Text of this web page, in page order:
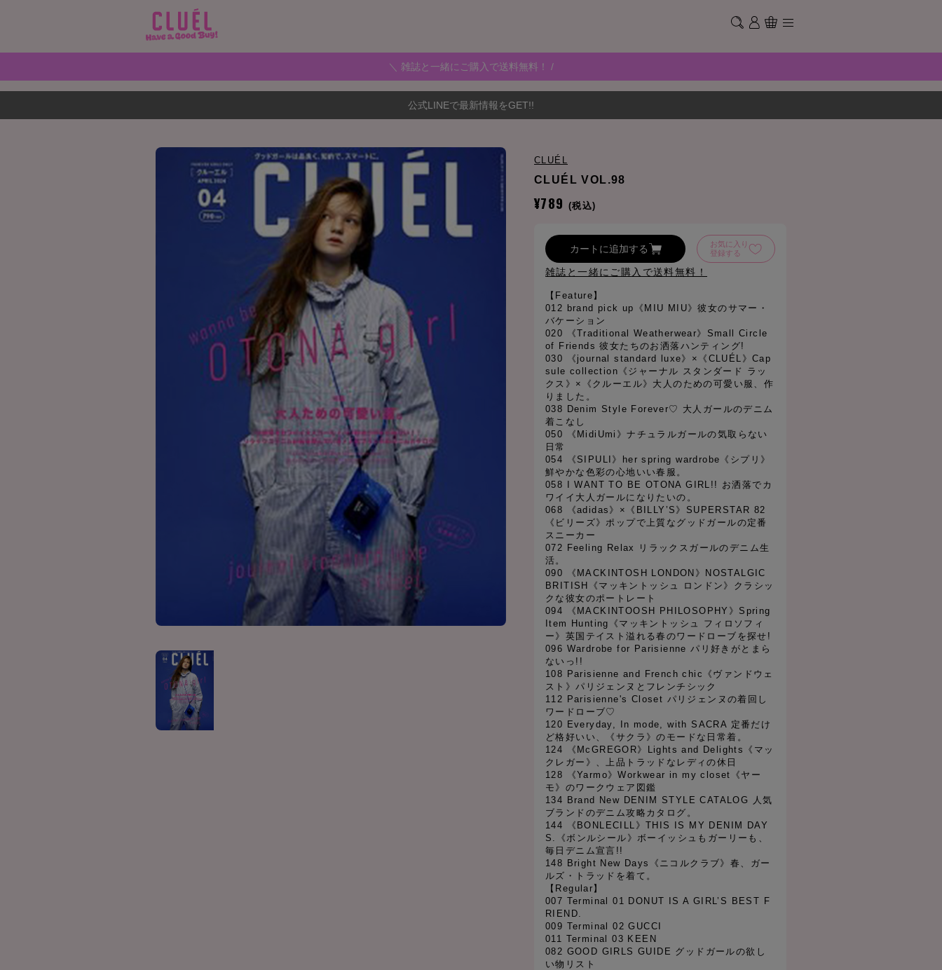
＼ 雑誌と一緒にご購入で送料無料！ /
公式LINEで最新情報をGET!!
CLUÉL
CLUÉL VOL.98
¥789 (税込)
カートに追加する
お気に入り
登録する
雑誌と一緒にご購入で送料無料！
【Feature】
012 brand pick up《MIU MIU》彼女のサマー・
バケーション
020 《Traditional Weatherwear》Small Circle
of Friends 彼女たちのお洒落ハンティング!
030 《journal standard luxe》×《CLUÉL》Cap
sule collection《ジャーナル スタンダード ラッ
クス》×《クルーエル》大人のための可愛い服、作
りました。
038 Denim Style Forever♡ 大人ガールのデニム
着こなし
050 《MidiUmi》ナチュラルガールの気取らない
日常
054 《SIPULI》her spring wardrobe《シプリ》
鮮やかな色彩の心地いい春服。
058 I WANT TO BE OTONA GIRL!! お洒落でカ
ワイイ大人ガールになりたいの。
068 《adidas》×《BILLY’S》SUPERSTAR 82
《ビリーズ》ポップで上質なグッドガールの定番
スニーカー
072 Feeling Relax リラックスガールのデニム生
活。
090 《MACKINTOSH LONDON》NOSTALGIC
BRITISH《マッキントッシュ ロンドン》クラシッ
クな彼女のポートレート
094 《MACKINTOOSH PHILOSOPHY》Spring
Item Hunting《マッキントッシュ フィロソフィ
ー》英国テイスト溢れる春のワードローブを探せ!
096 Wardrobe for Parisienne パリ好きがとまら
ないっ!!
108 Parisienne and French chic《ヴァンドウェ
スト》パリジェンヌとフレンチシック
112 Parisienne's Closet パリジェンヌの着回し
ワードローブ♡
120 Everyday, In mode, with SACRA 定番だけ
ど格好いい、《サクラ》のモードな日常着。
124 《McGREGOR》Lights and Delights《マッ
クレガー》、上品トラッドなレディの休日
128 《Yarmo》Workwear in my closet《ヤー
モ》のワークウェア図鑑
134 Brand New DENIM STYLE CATALOG 人気
ブランドのデニム攻略カタログ。
144 《BONLECILL》THIS IS MY DENIM DAY
S.《ボンルシール》ボーイッシュもガーリーも、
毎日デニム宣言!!
148 Bright New Days《ニコルクラブ》春、ガー
ルズ・トラッドを着て。
【Regular】
007 Terminal 01 DONUT IS A GIRL’S BEST F
RIEND.
009 Terminal 02 GUCCI
011 Terminal 03 KEEN
082 GOOD GIRLS GUIDE グッドガールの欲し
い物リスト